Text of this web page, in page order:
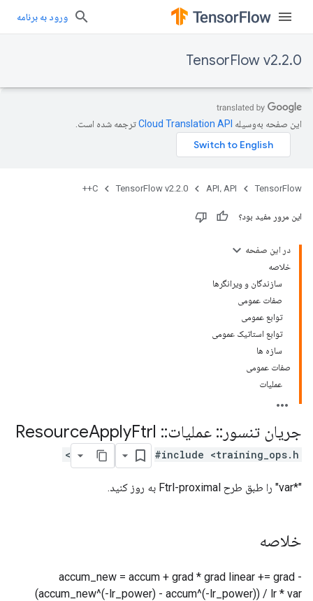
ورود به برنامه
TensorFlow v2.2.0
این صفحه به‌وسیله ترجمه شده است.
TensorFlow API، API TensorFlow v2.2.0
C++
این مرور مفید بود؟
در این صفحه
خلاصه
سازندگان و ویرانگرها
صفات عمومی
توابع عمومی
توابع استاتیک عمومی
سازه ها
صفات عمومی
عملیات
جریان تنسور :: عملیات::
ApplyFtrl
#include <training_ops.h>
"*var" را طبق طرح Ftrl-proximal به روز کنید.
خلاصه
accum_new = accum + grad * grad linear += grad -
(accum_new^(-lr_power) - accum^(-lr_power)) / lr * var